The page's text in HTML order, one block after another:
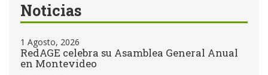
Noticias
1 Agosto, 2026
RedAGE celebra su Asamblea General Anual
en Montevideo